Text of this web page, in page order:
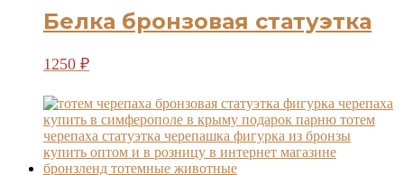
Белка бронзовая статуэтка
1250 ₽